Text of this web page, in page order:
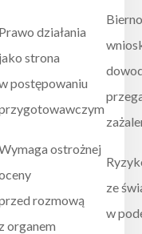
Prawo działania
jako strona
postępowaniu
ostrożnej
rozmową
z organem
ze
w